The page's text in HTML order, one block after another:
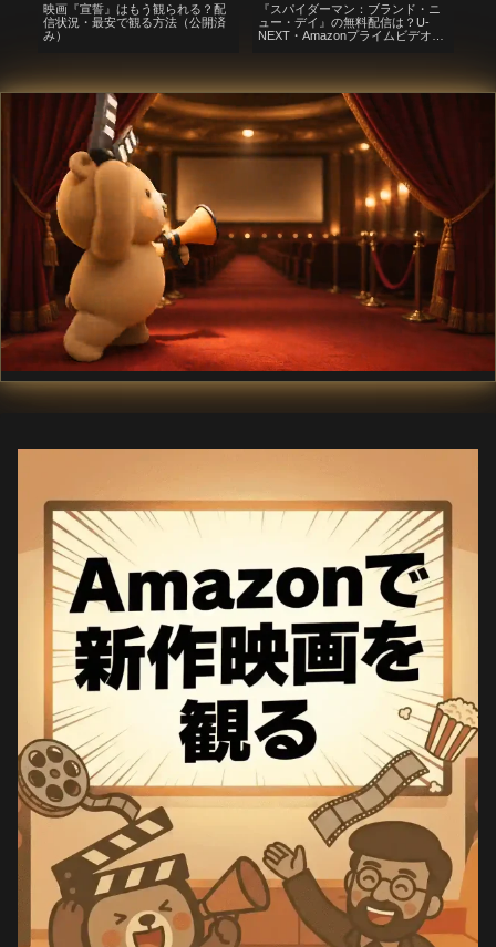
映画『宣誓』はもう観られる？配
信状況・最安で観る方法（公開済
み）
『スパイダーマン：ブランド・ニ
ュー・デイ』の無料配信は？U-
NEXT・Amazonプライムビデオ・